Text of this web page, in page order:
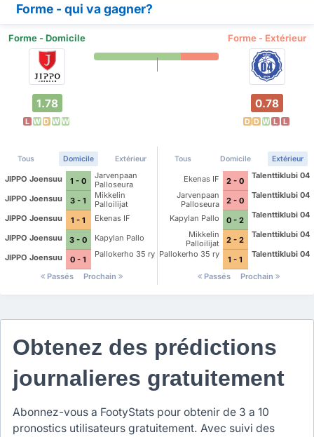
Forme - qui va gagner?
Forme - Domicile Forme - Extérieur
1.78
L W D W W
0.78
D D W L L
Tous Domicile Extérieur
JIPPO Joensuu 1 - 0
Jarvenpaan
Palloseura
JIPPO Joensuu
3 - 1
Mikkelin
Palloilijat
JIPPO Joensuu
1 - 1
Ekenas IF
JIPPO Joensuu
3 - 0
Kapylan Pallo
JIPPO Joensuu
0 - 1
Pallokerho 35 ry
Passés Prochain
Tous Domicile Extérieur
Ekenas IF 2 - 0
Talenttiklubi 04
Jarvenpaan
Palloseura
2 - 0
Talenttiklubi 04
Kapylan Pallo 0 - 2
Talenttiklubi 04
Mikkelin
Palloilijat
2 - 2
Talenttiklubi 04
Pallokerho 35 ry
1 - 1
Talenttiklubi 04
Passés Prochain
Obtenez des prédictions
journalieres gratuitement
Abonnez-vous a FootyStats pour obtenir de 3 a 10
pronostics utilisateurs gratuitement. Avec suivi des